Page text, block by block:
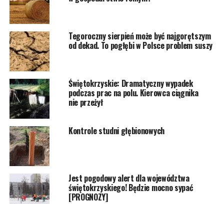
Tegoroczny sierpień może być najgorętszym
od dekad. To pogłębi w Polsce problem suszy
Świętokrzyskie: Dramatyczny wypadek
podczas prac na polu. Kierowca ciągnika
nie przeżył
Kontrole studni głębionowych
Jest pogodowy alert dla województwa
świętokrzyskiego! Będzie mocno sypać
[PROGNOZY]